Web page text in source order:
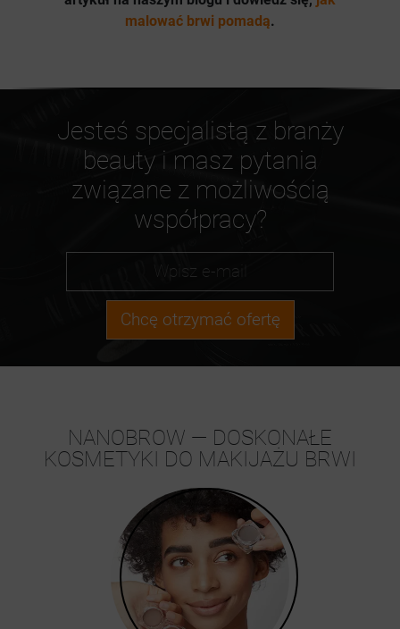
malować brwi pomadą.
Jesteś specjalistą z branży
beauty i masz pytania
związane z możliwością
współpracy?
Chcę otrzymać ofertę
NANOBROW — DOSKONAŁE
KOSMETYKI DO MAKIJAŻU BRWI